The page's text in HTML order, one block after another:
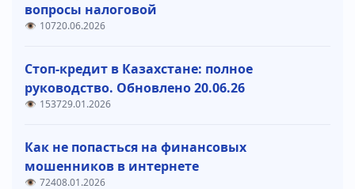
вопросы налоговой
10720.06.2026
Стоп-кредит в Казахстане: полное
руководство. Обновлено 20.06.26
153729.01.2026
Как не попасться на финансовых
мошенников в интернете
72408.01.2026